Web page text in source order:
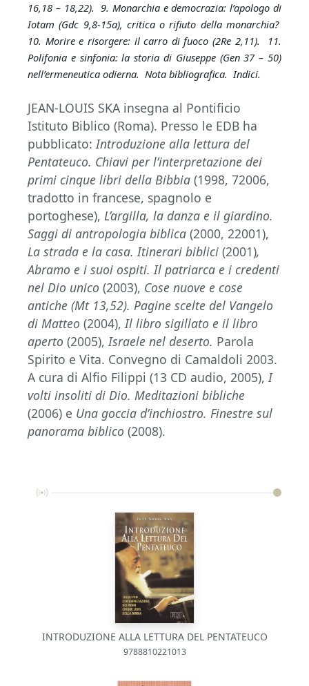
16,18 – 18,22). 9. Monarchia e democrazia: l’apologo di
Iotam (Gdc 9,8-15a), critica o rifiuto della monarchia?
10. Morire e risorgere: il carro di fuoco (2Re 2,11). 11.
Polifonia e sinfonia: la storia di Giuseppe (Gen 37 – 50)
nell’ermeneutica odierna. Nota bibliografica. Indici.
JEAN-LOUIS SKA insegna al Pontificio
Istituto Biblico (Roma). Presso le EDB ha
pubblicato:Introduzione alla lettura del
Pentateuco. Chiavi per l’interpretazione dei
primi cinque libri della Bibbia (1998, 72006,
tradotto in francese, spagnolo e
portoghese), L’argilla, la danza e il giardino.
Saggi di antropologia biblica (2000, 22001),
La strada e la casa. Itinerari biblici (2001),
Abramo e i suoi ospiti. Il patriarca e i credenti
nel Dio unico (2003), Cose nuove e cose
antiche (Mt 13,52). Pagine scelte del Vangelo
di Matteo (2004),Il libro sigillato e il libro
aperto (2005),Israele nel deserto. Parola
Spirito e Vita. Convegno di Camaldoli 2003.
A cura di Alfio Filippi (13 CD audio, 2005),I
volti insoliti di Dio. Meditazioni bibliche
(2006) e Una goccia d’inchiostro. Finestre sul
panorama biblico (2008).
INTRODUZIONE ALLA LETTURA DEL PENTATEUCO
9788810221013